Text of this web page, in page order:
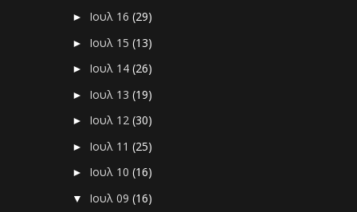
► Ιουλ 16(29)
► Ιουλ 15(13)
► Ιουλ 14(26)
► Ιουλ 13(19)
► Ιουλ 12(30)
► Ιουλ 11(25)
► Ιουλ 10(16)
▼ Ιουλ 09(16)